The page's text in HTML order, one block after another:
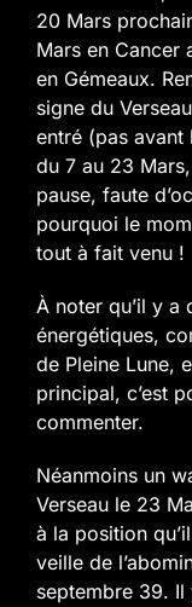
20 Mars
Mars en Cancer
en Gémeaux.
signe du
entré (pas
du 7 au 23
pause, faute
pourquoi le
tout à fait venu !
À noter qu’il y a
énergétiques,
de Pleine Lune,
principal, c’est
commenter.
Néanmoins un
Verseau le 23
à la position
veille de
septembre 39.